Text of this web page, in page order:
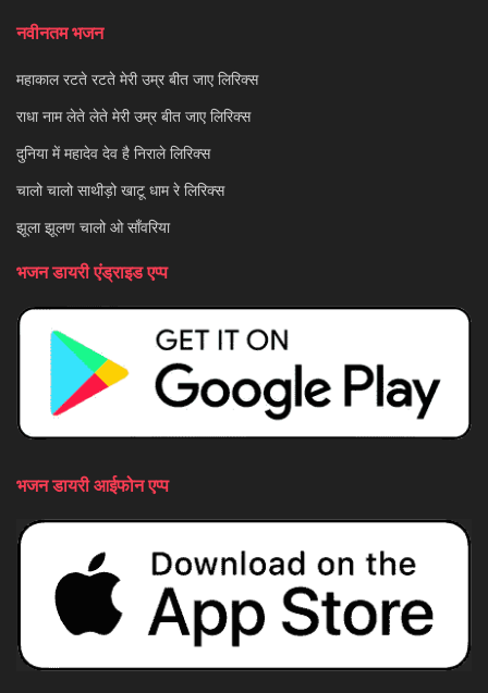
नवीनतम भजन
महाकाल रटते रटते मेरी उम्र बीत जाए लिरिक्स
राधा नाम लेते लेते मेरी उम्र बीत जाए लिरिक्स
दुनिया में महादेव देव है निराले लिरिक्स
चालो चालो साथीड़ो खाटू धाम रे लिरिक्स
झूला झूलण चालो ओ साँवरिया
भजन डायरी एंड्राइड एप्प
भजन डायरी आईफोन एप्प